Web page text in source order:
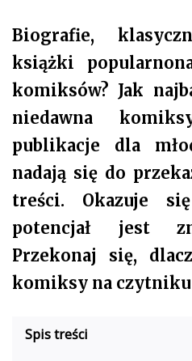
Biografie,
książki
komiksów? Jak
niedawna
publikacje dla
nadają się do
treści. Okazuje
potencjał jest
Przekonaj się,
komiksy na czytniku
Spis treści